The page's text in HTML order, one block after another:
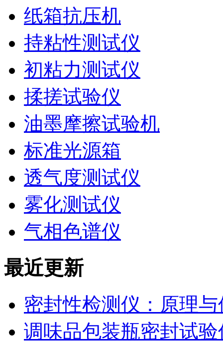
纸箱抗压机
持粘性测试仪
初粘力测试仪
揉搓试验仪
油墨摩擦试验机
标准光源箱
透气度测试仪
雾化测试仪
气相色谱仪
最近更新
密封性检测仪：原理
调味品包装瓶密封试